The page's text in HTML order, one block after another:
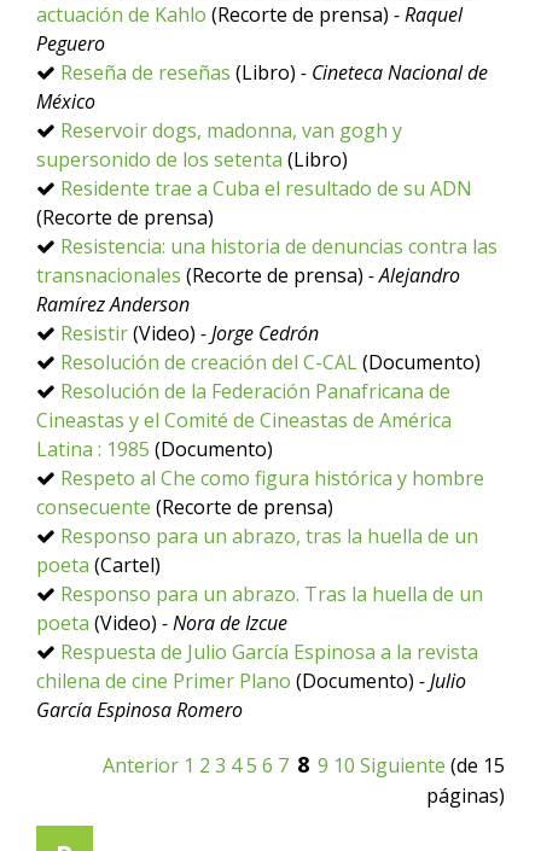
actuación de Kahlo (Recorte de prensa) - Raquel
Peguero
Reseña de reseñas (Libro) - Cineteca Nacional de
México
Reservoir dogs, madonna, van gogh y
supersonido de los setenta (Libro)
Residente trae a Cuba el resultado de su ADN
(Recorte de prensa)
Resistencia: una historia de denuncias contra las
transnacionales (Recorte de prensa) - Alejandro
Ramírez Anderson
Resistir(Video) - Jorge Cedrón
Resolución de creación del C-CAL(Documento)
Resolución de la Federación Panafricana de
Cineastas y el Comité de Cineastas de América
Latina : 1985 (Documento)
Respeto al Che como figura histórica y hombre
consecuente (Recorte de prensa)
Responso para un abrazo, tras la huella de un
poeta (Cartel)
Responso para un abrazo. Tras la huella de un
poeta (Video) - Nora de Izcue
Respuesta de Julio García Espinosa a la revista
chilena de cine Primer Plano (Documento) - Julio
García Espinosa Romero
Anterior 1 2 3 45 6 7 8 9 10 Siguiente (de 15
páginas)